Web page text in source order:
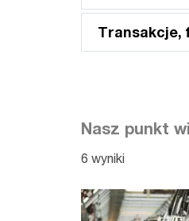
Transakcje,
Nasz punkt
6 wyniki